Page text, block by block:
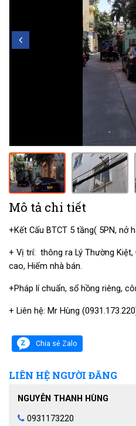
Mô tả chi tiết
+Kết Cấu BTCT 5 tầng( 5PN, nở
+ Vị trí: thông ra Lý Thường Kiệt,
cao, Hiếm nhà bán.
+Pháp lí chuẩn, sổ hồng riêng,
+ Liên hệ: Mr Hùng
Chia sẻ Zalo
LIÊN HỆ NGƯỜI ĐĂNG
NGUYỄN THANH HÙNG
0931173220